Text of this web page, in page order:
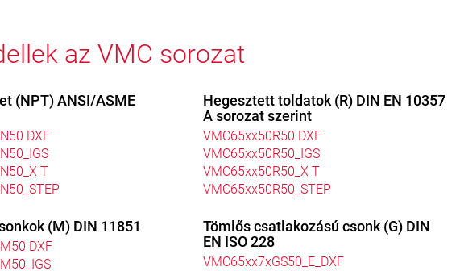
az VMC sorozat
(NPT) ANSI/ASME
DXF
T
(M) DIN 11851
DXF
Hegesztett toldatok (R) DIN EN 10357
A sorozat szerint
VMC65xx50R50 DXF
VMC65xx50R50_IGS
VMC65xx50R50_X T
VMC65xx50R50_STEP
Tömlős csatlakozású csonk (G) DIN
EN ISO 228
VMC65xx7xGS50_E_DXF